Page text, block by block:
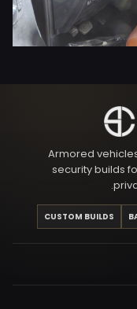
Armored
security builds
CUSTOM BUILDS